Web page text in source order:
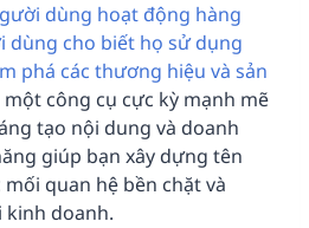
dùng hoạt động hàng
dùng cho biết họ sử dụng
phá các thương hiệu và sản
một công cụ cực kỳ mạnh mẽ
tạo nội dung và doanh
giúp bạn xây dựng tên
quan hệ bền chặt và
kinh doanh.